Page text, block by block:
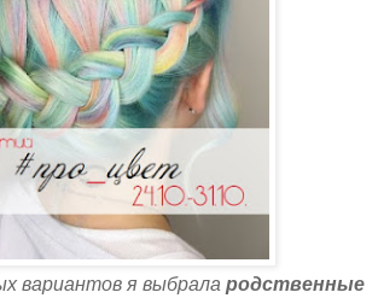
вариантов я выбрала родственные